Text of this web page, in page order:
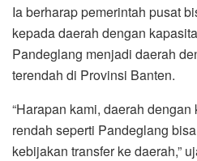
Ia berharap pemerintah pusat
kepada daerah dengan
Pandeglang menjadi daerah
terendah di Provinsi Banten.
“Harapan kami, daerah
rendah seperti Pandeglang
kebijakan transfer ke daerah,”